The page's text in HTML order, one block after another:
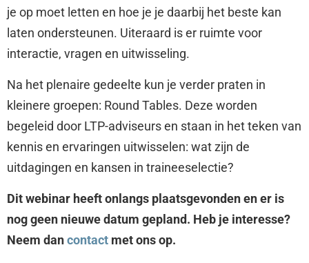
je op moet letten en hoe je je daarbij het beste kan
laten ondersteunen. Uiteraard is er ruimte voor
interactie, vragen en uitwisseling.
Na het plenaire gedeelte kun je verder praten in
kleinere groepen: Round Tables. Deze worden
begeleid door LTP-adviseurs en staan in het teken van
kennis en ervaringen uitwisselen: wat zijn de
uitdagingen en kansen in traineeselectie?
Dit webinar heeft onlangs plaatsgevonden en er is
nog geen nieuwe datum gepland. Heb je interesse?
Neem dancontact met ons op.